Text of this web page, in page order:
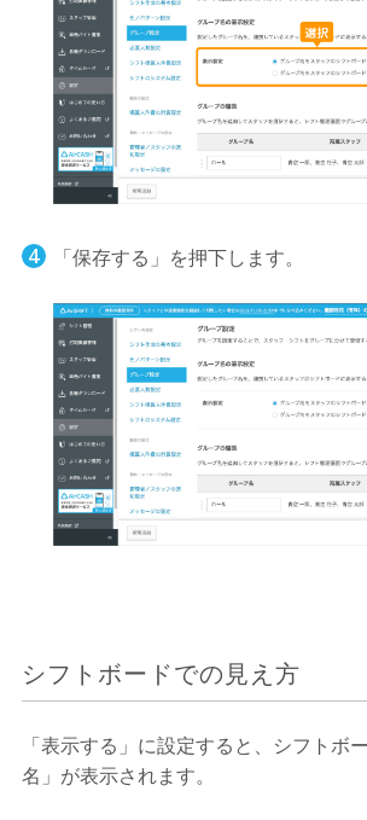
「保存する」を押下します。
シフトボードでの見え方
「表示する」に設定すると、シフトボ
名」が表示されます。